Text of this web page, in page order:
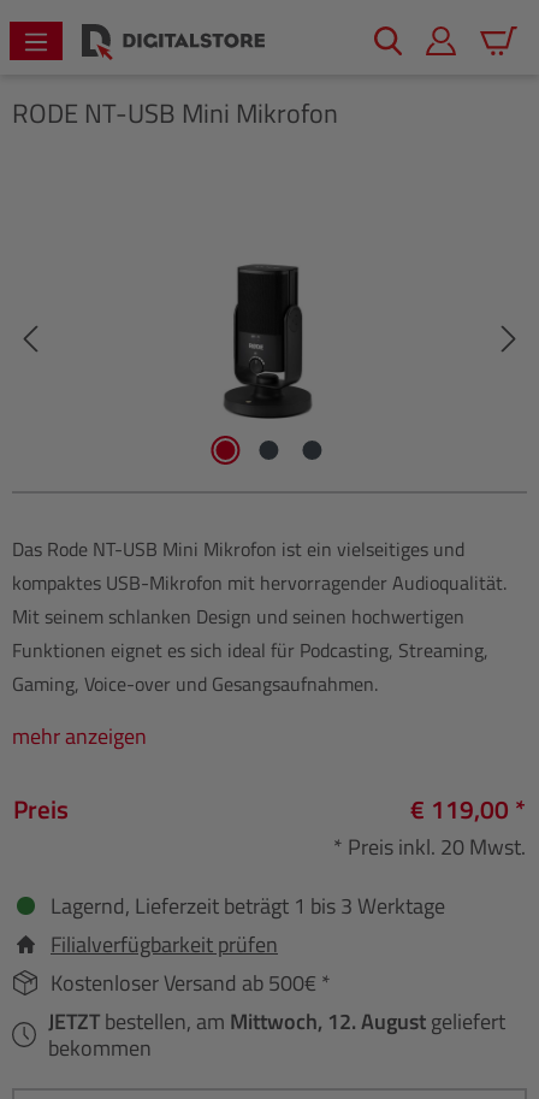
springen
RODE NT-USB Mini Mikrofon
Das Rode NT-USB Mini Mikrofon ist ein vielseitiges und
kompaktes USB-Mikrofon mit hervorragender Audioqualität.
Mit seinem schlanken Design und seinen hochwertigen
Funktionen eignet es sich ideal für Podcasting, Streaming,
Gaming, Voice-over und Gesangsaufnahmen.
mehr anzeigen
Preis € 119,00 *
* Preis inkl. 20 Mwst.
Lagernd, Lieferzeit beträgt 1 bis 3 Werktage
Filialverfügbarkeit prüfen
Kostenloser Versand ab 500€ *
JETZTbestellen, am Mittwoch, 12. Augustgeliefert
bekommen